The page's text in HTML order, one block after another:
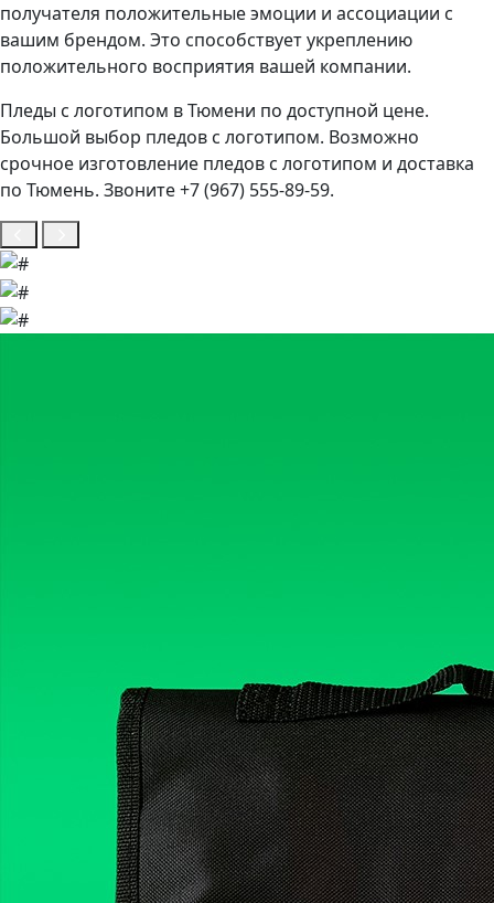
получателя положительные эмоции и ассоциации с
вашим брендом. Это способствует укреплению
положительного восприятия вашей компании.
Пледы с логотипом в Тюмени по доступной цене.
Большой выбор пледов с логотипом. Возможно
срочное изготовление пледов с логотипом и доставка
по Тюмень. Звоните +7 (967) 555-89-59.